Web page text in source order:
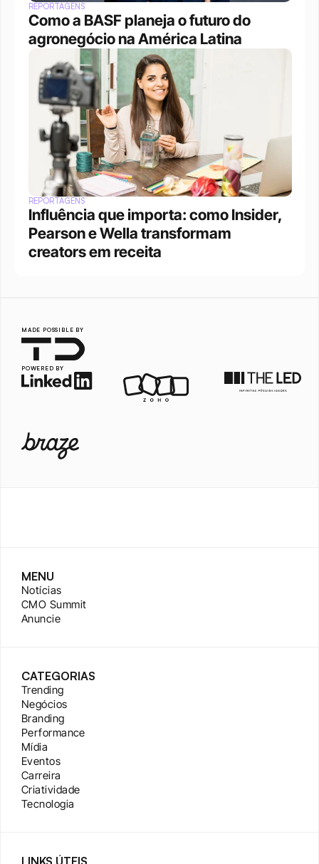
REPORTAGENS
Como a BASF planeja o futuro do
agronegócio na América Latina
REPORTAGENS
Influência que importa: como Insider,
Pearson e Wella transformam
creators em receita
MADE POSSIBLE BY
POWERED BY
MENU
Notícias
CMO Summit
Anuncie
CATEGORIAS
Trending
Negócios
Branding
Performance
Mídia
Eventos
Carreira
Criatividade
Tecnologia
LINKS ÚTEIS